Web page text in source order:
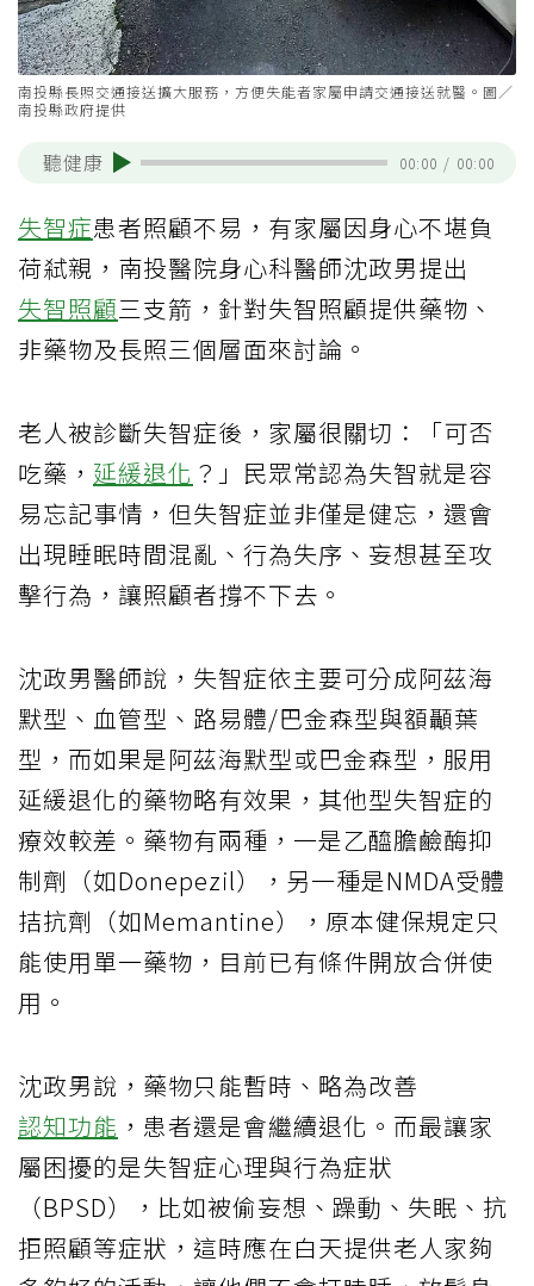
南投縣長照交通接送擴大服務，方便失能者家屬申請交通接送就醫。圖／
南投縣政府提供
聽健康 00:00 / 00:00
失智症患者照顧不易，有家屬因身心不堪負
荷弒親，南投醫院身心科醫師沈政男提出
失智照顧三支箭，針對失智照顧提供藥物、
非藥物及長照三個層面來討論。
老人被診斷失智症後，家屬很關切：「可否
吃藥， 延緩退化 ？」民眾常認為失智就是容
易忘記事情，但失智症並非僅是健忘，還會
出現睡眠時間混亂、行為失序、妄想甚至攻
擊行為，讓照顧者撐不下去。
沈政男醫師說，失智症依主要可分成阿茲海
默型、血管型、路易體/巴金森型與額顳葉
型，而如果是阿茲海默型或巴金森型，服用
延緩退化的藥物略有效果，其他型失智症的
療效較差。藥物有兩種，一是乙醯膽鹼酶抑
制劑（如Donepezil），另一種是NMDA受體
拮抗劑（如Memantine），原本健保規定只
能使用單一藥物，目前已有條件開放合併使
用。
沈政男說，藥物只能暫時、略為改善
認知功能 ，患者還是會繼續退化。而最讓家
屬困擾的是失智症心理與行為症狀
（BPSD），比如被偷妄想、躁動、失眠、抗
拒照顧等症狀，這時應在白天提供老人家夠